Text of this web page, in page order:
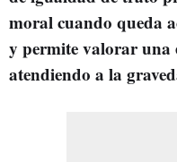
moral cuando queda
y permite valorar una
atendiendo a la